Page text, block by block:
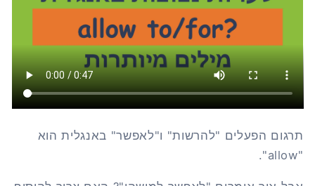
תרגום הפעלים "להרשות" ו"לאפשר" באנגלית הוא
"allow".